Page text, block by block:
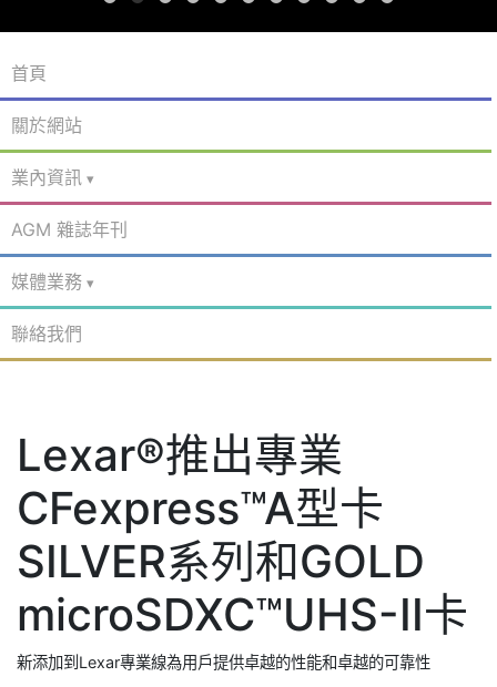
首頁
關於網站
業內資訊
AGM 雜誌年刊
媒體業務
聯絡我們
Lexar®推出專業
CFexpress™A型卡
SILVER系列和GOLD
microSDXC™UHS-II卡
新添加到Lexar專業線為用戶提供卓越的性能和卓越的可靠性